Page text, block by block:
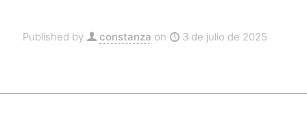
Published by constanza on 3 de julio de 2025